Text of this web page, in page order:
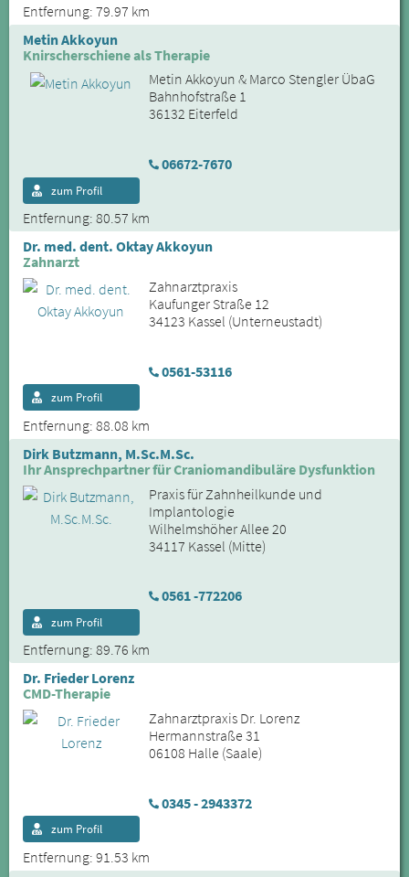
Entfernung: 79.97 km
Metin Akkoyun
Knirscherschiene als Therapie
Metin Akkoyun & Marco Stengler ÜbaG
Bahnhofstraße 1
36132 Eiterfeld
06672-7670
Entfernung: 80.57 km
zum Profil
Dr. med. dent. Oktay Akkoyun
Zahnarzt
Zahnarztpraxis
Kaufunger Straße 12
34123 Kassel (Unterneustadt)
0561-53116
Entfernung: 88.08 km
zum Profil
Dirk Butzmann, M.Sc.M.Sc.
Ihr Ansprechpartner für Craniomandibuläre Dysfunktion
Praxis für Zahnheilkunde und
Implantologie
Wilhelmshöher Allee 20
34117 Kassel (Mitte)
0561 -772206
Entfernung: 89.76 km
zum Profil
Dr. Frieder Lorenz
CMD-Therapie
Zahnarztpraxis Dr. Lorenz
Hermannstraße 31
06108 Halle (Saale)
0345 - 2943372
Entfernung: 91.53 km
zum Profil